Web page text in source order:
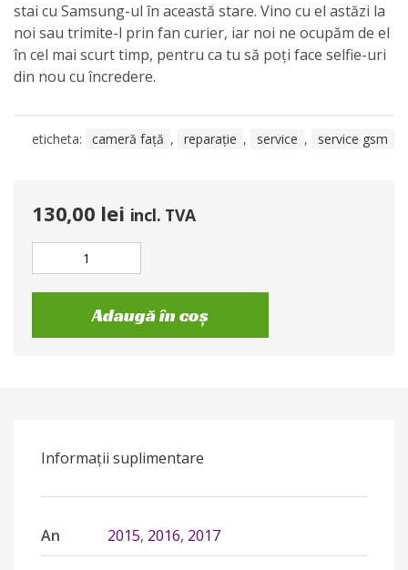
stai cu Samsung-ul în această stare. Vino cu el astăzi la
noi sau trimite-l prin fan curier, iar noi ne ocupăm de el
în cel mai scurt timp, pentru ca tu să poți face selfie-uri
din nou cu încredere.
eticheta: cameră față , reparație , service , service gsm
130,00 lei incl. TVA
Adaugă în coș
Informații suplimentare
An 2015, 2016, 2017